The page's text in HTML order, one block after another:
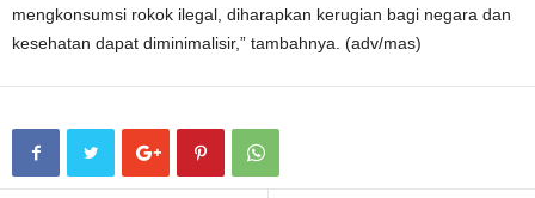
mengkonsumsi rokok ilegal, diharapkan kerugian bagi negara dan
kesehatan dapat diminimalisir,” tambahnya. (adv/mas)